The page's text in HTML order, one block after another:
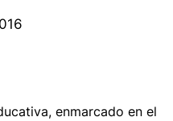
enmarcado en el